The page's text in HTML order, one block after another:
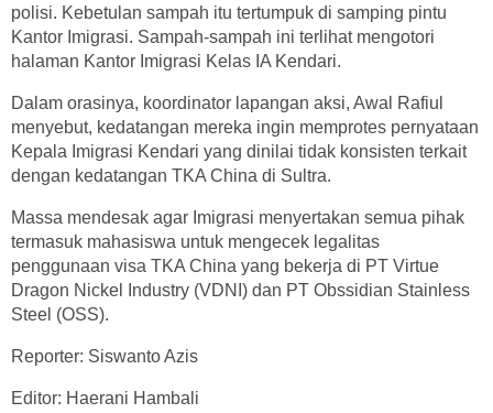
polisi. Kebetulan sampah itu tertumpuk di samping pintu
Kantor Imigrasi. Sampah-sampah ini terlihat mengotori
halaman Kantor Imigrasi Kelas IA Kendari.
Dalam orasinya, koordinator lapangan aksi, Awal Rafiul
menyebut, kedatangan mereka ingin memprotes pernyataan
Kepala Imigrasi Kendari yang dinilai tidak konsisten terkait
dengan kedatangan TKA China di Sultra.
Massa mendesak agar Imigrasi menyertakan semua pihak
termasuk mahasiswa untuk mengecek legalitas
penggunaan visa TKA China yang bekerja di PT Virtue
Dragon Nickel Industry (VDNI) dan PT Obssidian Stainless
Steel (OSS).
Reporter: Siswanto Azis
Editor: Haerani Hambali